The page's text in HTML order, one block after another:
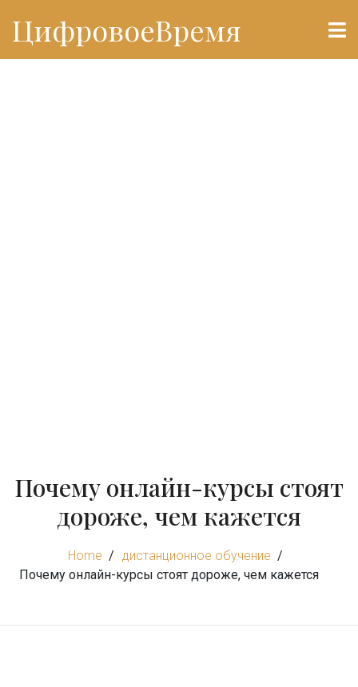
ЦифровоеВремя
Почему онлайн-курсы стоят
дороже, чем кажется
Home
дистанционное обучение
Почему онлайн-курсы стоят дороже, чем кажется